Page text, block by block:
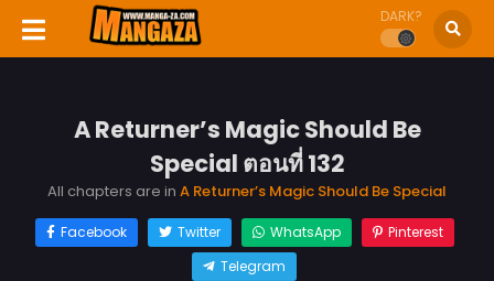
DARK?
A Returner’s Magic Should Be
Special ตอนที่ 132
All chapters are in A Returner’s Magic Should Be Special
Facebook Twitter WhatsApp
Pinterest
Telegram